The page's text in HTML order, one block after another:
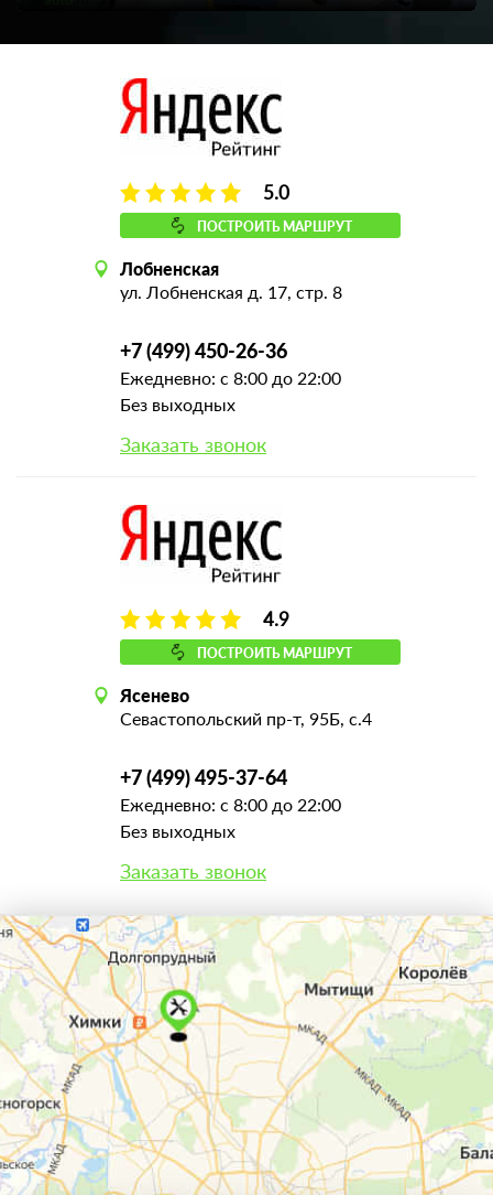
5.0
ПОСТРОИТЬ МАРШРУТ
Лобненская
ул. Лобненская д. 17, стр. 8
+7 (499) 450-26-36
Ежедневно: с 8:00 до 22:00
Без выходных
Заказать звонок
4.9
ПОСТРОИТЬ МАРШРУТ
Ясенево
Севастопольский пр-т, 95Б, с.4
+7 (499) 495-37-64
Ежедневно: с 8:00 до 22:00
Без выходных
Заказать звонок